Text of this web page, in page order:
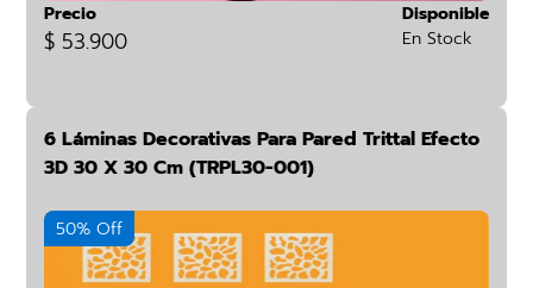
Precio
$ 53.900
Disponible
En Stock
6 Láminas Decorativas Para Pared Trittal Efecto
3D 30 X 30 Cm (TRPL30-001)
50% Off